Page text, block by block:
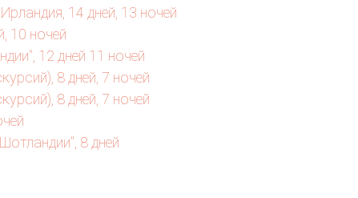
14 дней, 13 ночей
10 ночей
12 дней 11 ночей
8 дней, 7 ночей
8 дней, 7 ночей
8 дней